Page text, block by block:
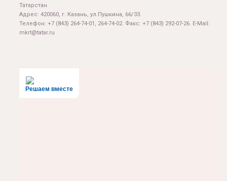
Татарстан
Адрес: 420060, г. Казань, ул.Пушкина, 66/33.
Телефон: +7 (843) 264-74-01, 264-74-02. Факс: +7 (843) 292-07-26. E-Mail:
mkrt@tatar.ru
Решаем вместе